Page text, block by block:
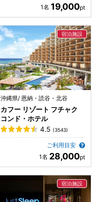
19,000
沖縄県/ 恩納・読谷・北谷
カフー リゾート フチャク
コンド・ホテル
4.5 (3543)
ご利用目安
28,000